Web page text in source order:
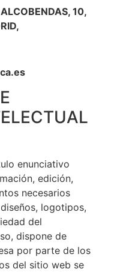
10,
enunciativo
edición,
necesarios
logotipos,
del
dispone de
por parte de los
del sitio web se